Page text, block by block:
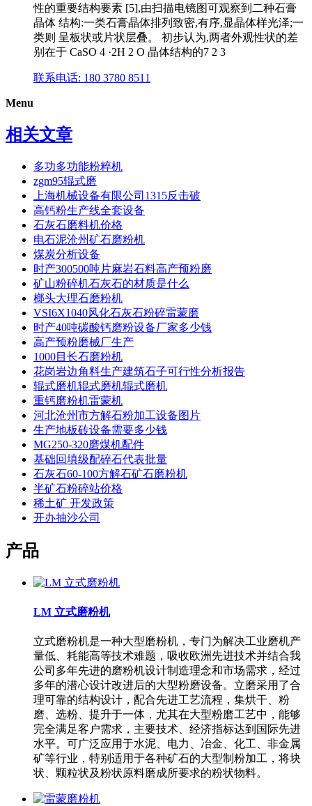
性的重要结构要素 [5],由扫描电镜图可观察到二种石膏
晶体 结构:一类石膏晶体排列致密,有序,显晶体样光泽;一
类则 呈板状或片状层叠。 初步认为,两者外观性状的差
别在于 CaSO 4 ·2H 2 O 晶体结构的7 2 3
联系电话: 180 3780 8511
Menu
相关文章
多功多功能粉粹机
zgm95辊式磨
上海机械设备有限公司1315反击破
高钙粉生产线全套设备
石灰石磨料机价格
电石泥沧州矿石磨粉机
煤炭分析设备
时产300500吨片麻岩石料高产预粉磨
矿山粉碎机石灰石的材质是什么
榔头大理石磨粉机
VSI6X1040风化石灰石粉碎雷蒙磨
时产40吨碳酸钙磨粉设备厂家多少钱
高产预粉磨械厂生产
1000目长石磨粉机
花岗岩边角料生产建筑石子可行性分析报告
辊式磨机辊式磨机辊式磨机
重钙磨粉机雷蒙机
河北沧州市方解石粉加工设备图片
生产地板砖设备需要多少钱
MG250-320磨煤机配件
基础回填级配碎石代表批量
石灰石60-100方解石矿石磨粉机
半矿石粉碎站价格
稀土矿 开发政策
开办抽沙公司
产品
LM 立式磨粉机
立式磨粉机是一种大型磨粉机，专门为解决工业磨机产
量低、耗能高等技术难题，吸收欧洲先进技术并结合我
公司多年先进的磨粉机设计制造理念和市场需求，经过
多年的潜心设计改进后的大型粉磨设备。立磨采用了合
理可靠的结构设计，配合先进工艺流程，集烘干、粉
磨、选粉、提升于一体，尤其在大型粉磨工艺中，能够
完全满足客户需求，主要技术、经济指标达到国际先进
水平。可广泛应用于水泥、电力、冶金、化工、非金属
矿等行业，特别适用于各种矿石的大型制粉加工，将块
状、颗粒状及粉状原料磨成所要求的粉状物料。